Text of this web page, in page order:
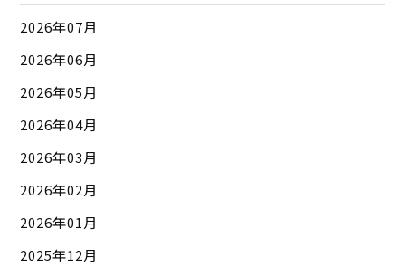
2026年07月
2026年06月
2026年05月
2026年04月
2026年03月
2026年02月
2026年01月
2025年12月